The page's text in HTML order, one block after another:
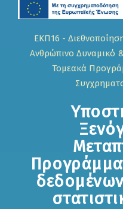
ΕΚΠ16 -
Ανθρώπινο Δυναμικό
Τομεακά